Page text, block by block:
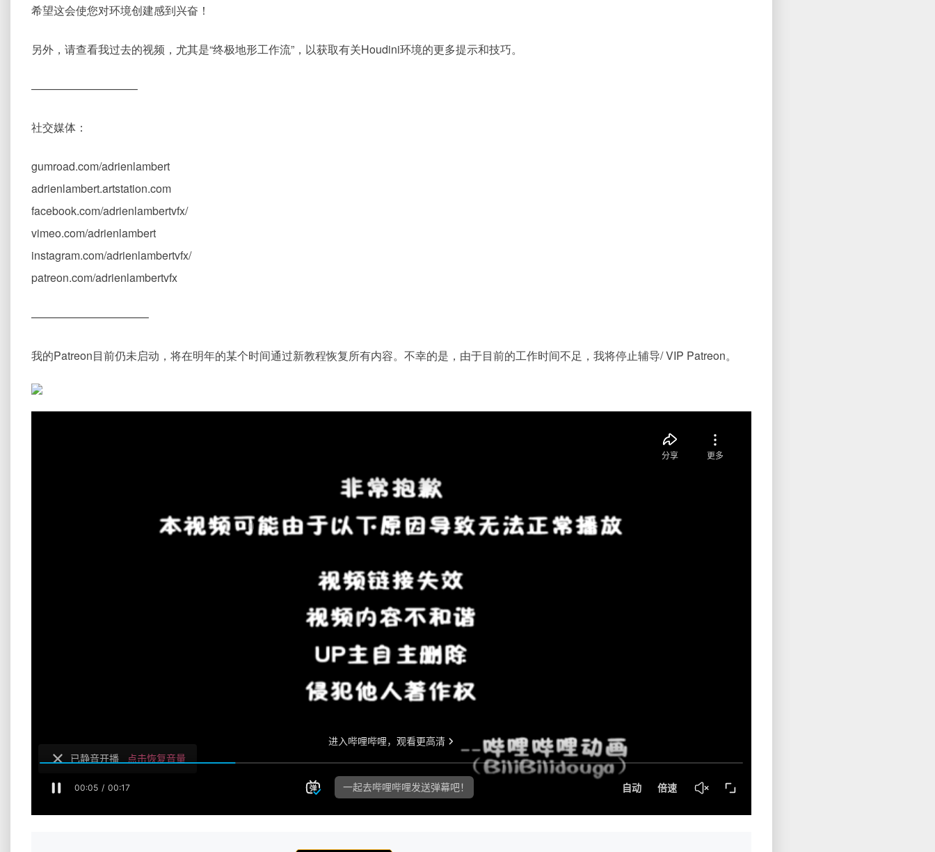
希望这会使您对环境创建感到兴奋！
另外，请查看我过去的视频，尤其是“终极地形工作流”，以获取有关Houdini环境的更多提示和技巧。
—————————–
社交媒体：
gumroad.com/adrienlambert
adrienlambert.artstation.com
facebook.com/adrienlambertvfx/
vimeo.com/adrienlambert
instagram.com/adrienlambertvfx/
patreon.com/adrienlambertvfx
——————————–
我的Patreon目前仍未启动，将在明年的某个时间通过新教程恢复所有内容。不幸的是，由于目前的工作时间不足，我将停止辅导/ VIP Patreon。